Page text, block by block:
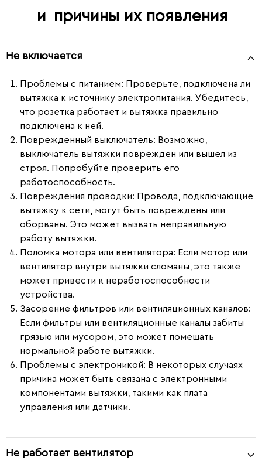
и причины их появления
Не включается
Проблемы с питанием: Проверьте, подключена ли
вытяжка к источнику электропитания. Убедитесь,
что розетка работает и вытяжка правильно
подключена к ней.
Поврежденный выключатель: Возможно,
выключатель вытяжки поврежден или вышел из
строя. Попробуйте проверить его
работоспособность.
Повреждения проводки: Провода, подключающие
вытяжку к сети, могут быть повреждены или
оборваны. Это может вызвать неправильную
работу вытяжки.
Поломка мотора или вентилятора: Если мотор или
вентилятор внутри вытяжки сломаны, это также
может привести к неработоспособности
устройства.
Засорение фильтров или вентиляционных каналов:
Если фильтры или вентиляционные каналы забиты
грязью или мусором, это может помешать
нормальной работе вытяжки.
Проблемы с электроникой: В некоторых случаях
причина может быть связана с электронными
компонентами вытяжки, такими как плата
управления или датчики.
Не работает вентилятор